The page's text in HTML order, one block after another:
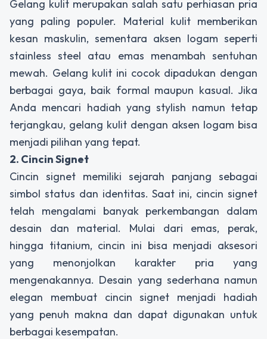
Gelang kulit merupakan salah satu perhiasan pria
yang paling populer. Material kulit memberikan
kesan maskulin, sementara aksen logam seperti
stainless steel atau emas menambah sentuhan
mewah. Gelang kulit ini cocok dipadukan dengan
berbagai gaya, baik formal maupun kasual. Jika
Anda mencari hadiah yang stylish namun tetap
terjangkau, gelang kulit dengan aksen logam bisa
menjadi pilihan yang tepat.
2. Cincin Signet
Cincin signet memiliki sejarah panjang sebagai
simbol status dan identitas. Saat ini, cincin signet
telah mengalami banyak perkembangan dalam
desain dan material. Mulai dari emas, perak,
hingga titanium, cincin ini bisa menjadi aksesori
yang menonjolkan karakter pria yang
mengenakannya. Desain yang sederhana namun
elegan membuat cincin signet menjadi hadiah
yang penuh makna dan dapat digunakan untuk
berbagai kesempatan.